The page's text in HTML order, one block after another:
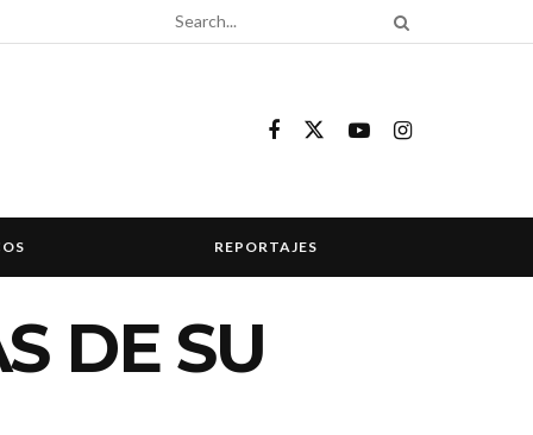
REPORTAJES
DE SU